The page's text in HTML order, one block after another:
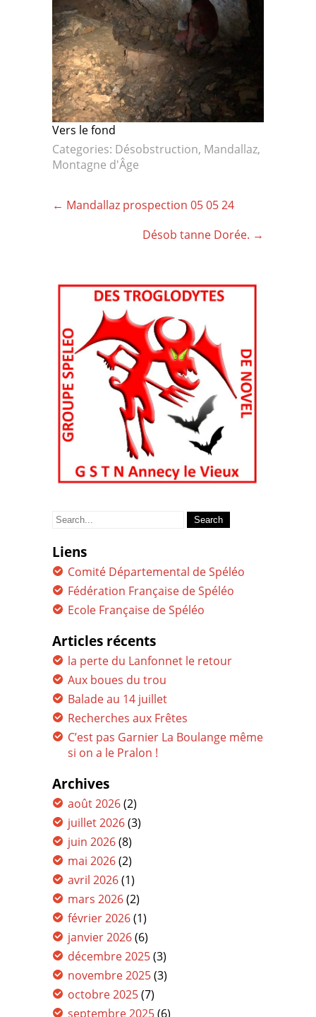
Vers le fond
Categories: Désobstruction, Mandallaz,
Montagne d'Âge
Post
← Mandallaz prospection 05 05 24
Désob tanne Dorée. →
Search
Liens
Comité Départemental de Spéléo
Fédération Française de Spéléo
Ecole Française de Spéléo
Articles récents
la perte du Lanfonnet le retour
Aux boues du trou
Balade au 14 juillet
Recherches aux Frêtes
C’est pas Garnier La Boulange même
si on a le Pralon !
Archives
août 2026(2)
juillet 2026(3)
juin 2026(8)
mai 2026(2)
avril 2026(1)
mars 2026(2)
février 2026(1)
janvier 2026(6)
décembre 2025(3)
novembre 2025(3)
octobre 2025(7)
septembre 2025(6)